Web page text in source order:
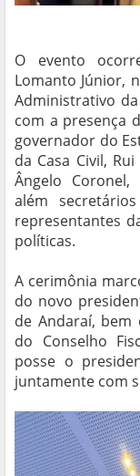
O evento
Lomanto Júnior,
Administrativo
com a presença
governador do
da Casa Civil,
Ângelo
além
representantes
políticas.
A cerimônia
do novo
de Andaraí, bem
do Conselho
posse o
juntamente com